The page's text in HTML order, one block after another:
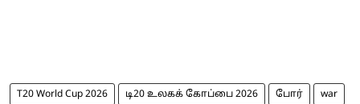
T20 World Cup 2026 டி20 உலகக் கோப்பை 2026 போர் war